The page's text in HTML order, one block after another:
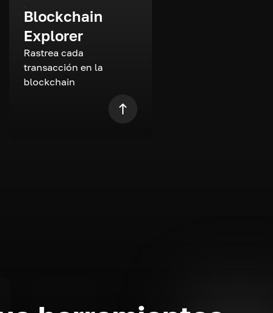
Blockchain
Explorer
Rastrea cada
transacción en la
blockchain